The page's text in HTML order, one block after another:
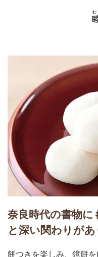
む
奈良時代の書物に
と深い関わりがあ
餅つきを楽しみ、鏡餅